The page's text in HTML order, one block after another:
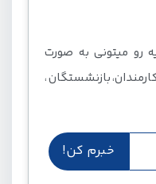
رو میتونی به صورت
بازنشستگان ،